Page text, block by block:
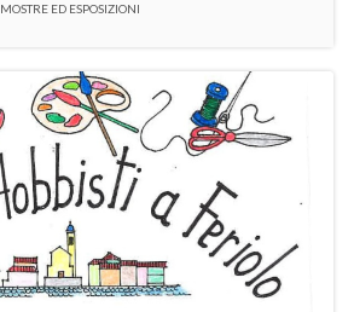
MOSTRE ED ESPOSIZIONI